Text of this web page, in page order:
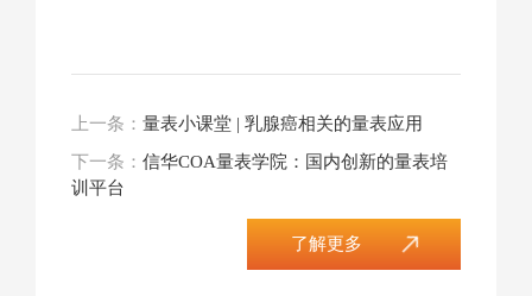
上一条： 量表小课堂 | 乳腺癌相关的量表应用
下一条： 信华COA量表学院：国内创新的量表培
训平台
了解更多